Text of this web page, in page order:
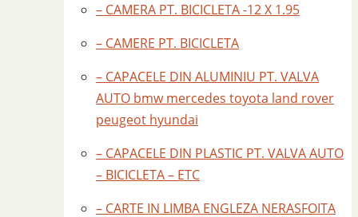
– CAMERA PT. BICICLETA -12 X 1.95
– CAMERE PT. BICICLETA
– CAPACELE DIN ALUMINIU PT. VALVA
AUTO bmw mercedes toyota land rover
peugeot hyundai
– CAPACELE DIN PLASTIC PT. VALVA AUTO
– BICICLETA – ETC
– CARTE IN LIMBA ENGLEZA NERASFOITA